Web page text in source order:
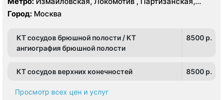
Преображенская площадь, Черкизовская
Город: Москва
КТ сосудов брюшной полости / КТ
ангиография брюшной полости
8500 p.
КТ сосудов верхних конечностей 8500 p.
Просмотр всех цен и услуг